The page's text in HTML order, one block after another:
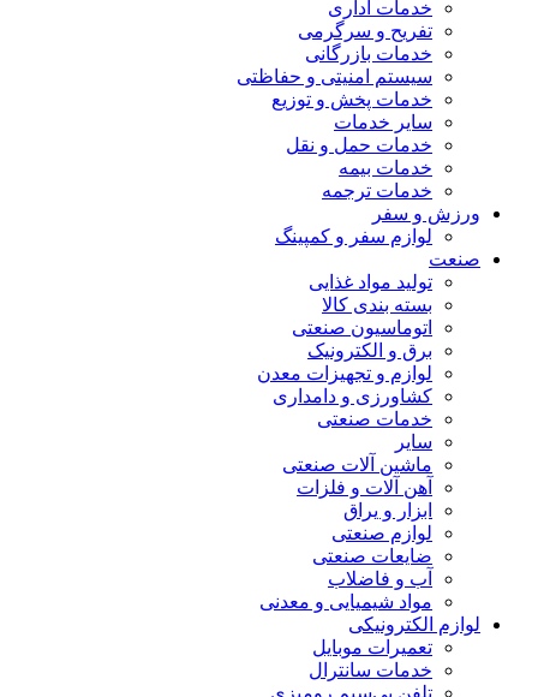
خدمات اداری
تفریح و سرگرمی
خدمات بازرگانی
سیستم امنیتی و حفاظتی
خدمات پخش و توزیع
سایر خدمات
خدمات حمل و نقل
خدمات بیمه
خدمات ترجمه
ورزش و سفر
لوازم سفر و کمپینگ
صنعت
تولید مواد غذایی
بسته بندی کالا
اتوماسیون صنعتی
برق و الکترونیک
لوازم و تجهیزات معدن
کشاورزی و دامداری
خدمات صنعتی
سایر
ماشین آلات صنعتی
آهن آلات و فلزات
ابزار و یراق
لوازم صنعتی
ضایعات صنعتی
آب و فاضلاب
مواد شیمیایی و معدنی
لوازم الکترونیکی
تعمیرات موبایل
خدمات سانترال